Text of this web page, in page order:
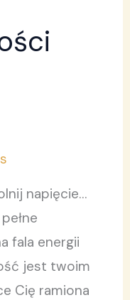
napięcie…
fala energii
jest twoim
Cię ramiona